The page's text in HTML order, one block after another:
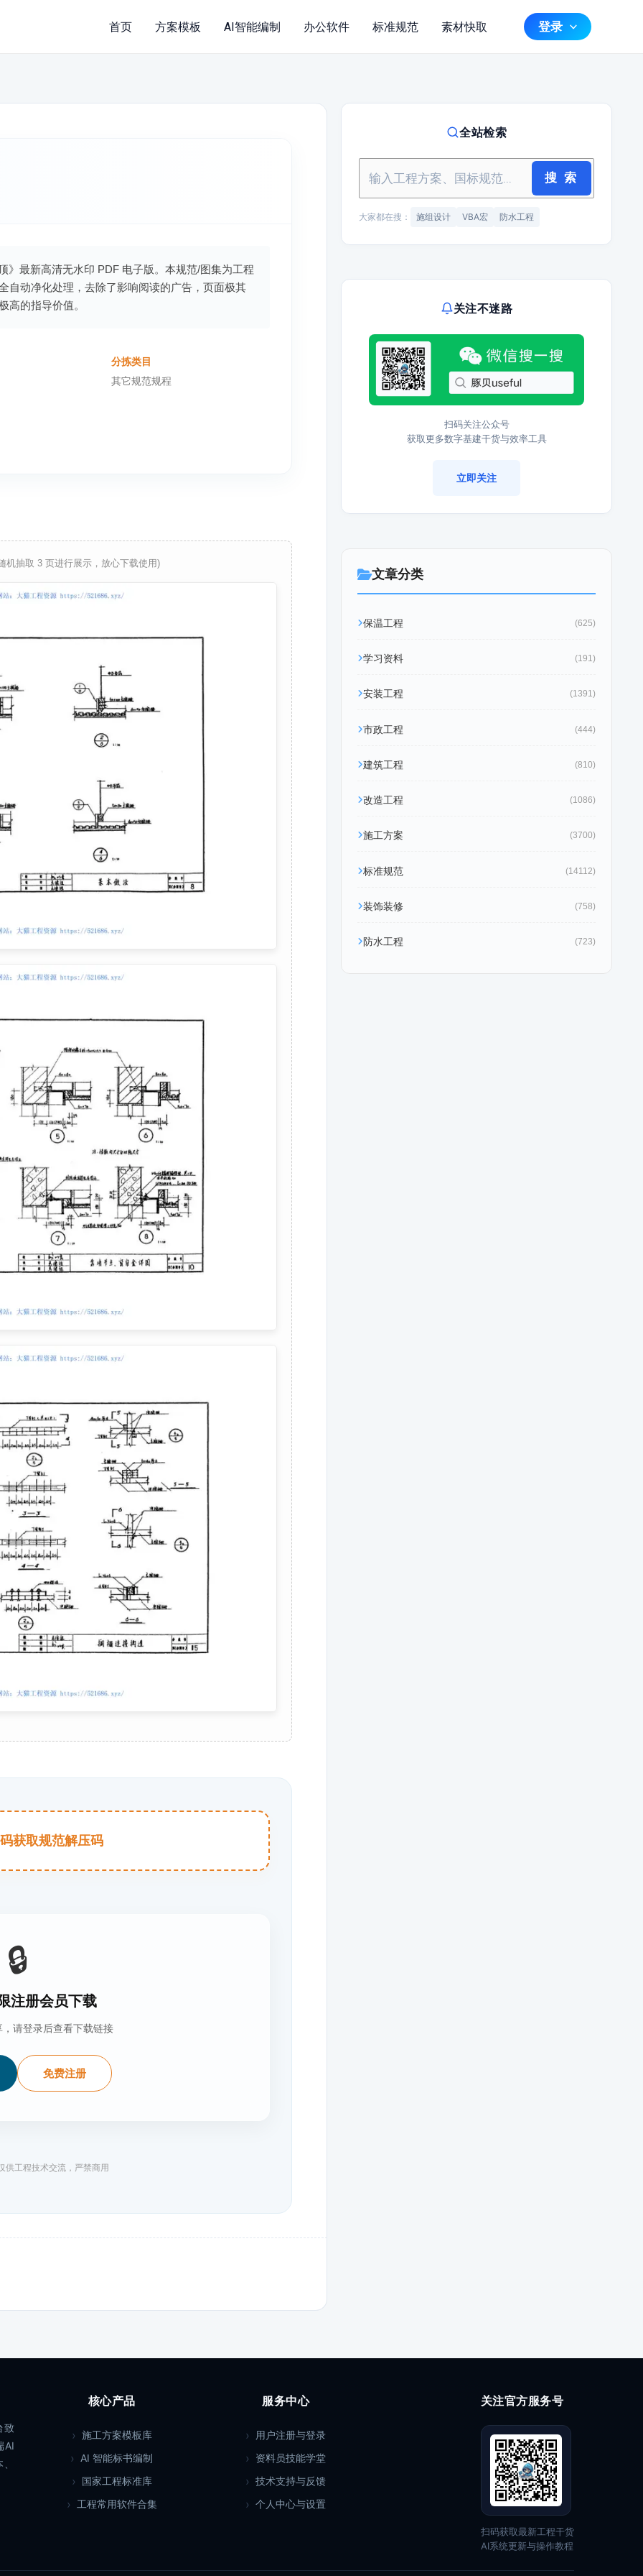
首页 方案模板 AI智能编制 办公软件 标准规范 素材快取 登录
》最新高清无水印 PDF 电子版。本规范/图集为工程
自动净化处理，去除了影响阅读的广告，页面极其
高的指导价值。
分拣类目
其它规范规程
机抽取 3 页进行展示，放心下载使用)
获取规范解压码
🔒
注册会员下载
请登录后查看下载链接
免费注册
供工程技术交流，严禁商用
全站检索
搜 索
大家都在搜： 施组设计 VBA宏 防水工程
关注不迷路
扫码关注公众号
获取更多数字基建干货与效率工具
立即关注
文章分类
保温工程 (625)
学习资料 (191)
安装工程 (1391)
市政工程 (444)
建筑工程 (810)
改造工程 (1086)
施工方案 (3700)
标准规范 (14112)
装饰装修 (758)
防水工程 (723)
致
AI
核心产品
施工方案模板库
AI 智能标书编制
国家工程标准库
工程常用软件合集
服务中心
用户注册与登录
资料员技能学堂
技术支持与反馈
个人中心与设置
关注官方服务号
扫码获取最新工程干货
AI系统更新与操作教程